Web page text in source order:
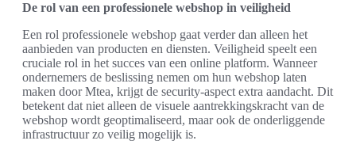
De rol van een professionele webshop in veiligheid
Een rol professionele webshop gaat verder dan alleen het
aanbieden van producten en diensten. Veiligheid speelt een
cruciale rol in het succes van een online platform. Wanneer
ondernemers de beslissing nemen om hun webshop laten
maken door Mtea, krijgt de security-aspect extra aandacht. Dit
betekent dat niet alleen de visuele aantrekkingskracht van de
webshop wordt geoptimaliseerd, maar ook de onderliggende
infrastructuur zo veilig mogelijk is.